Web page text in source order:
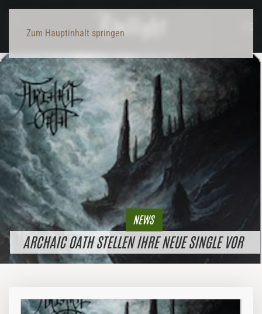
Zum Hauptinhalt springen
NEWS
ARCHAIC OATH STELLEN IHRE NEUE SINGLE VOR